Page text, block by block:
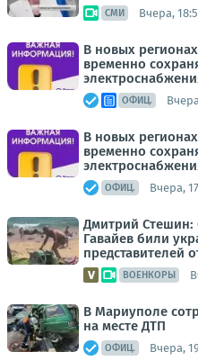
СМИ Вчера,
В новых
временно
ОФИЦ.
В новых
временно
ОФИЦ. Вчера,
Дмитрий Стешин:
Гавайев били
представителей
ВОЕНКОРЫ
В Мариуполе
на месте ДТП
ОФИЦ. Вчера,